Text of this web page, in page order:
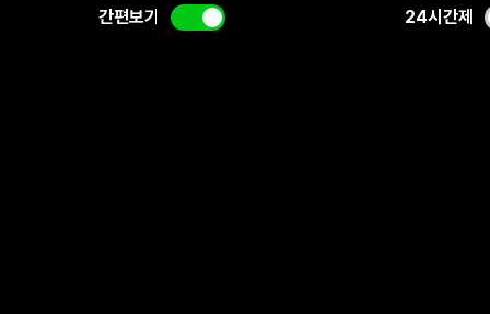
간편보기 24시간제